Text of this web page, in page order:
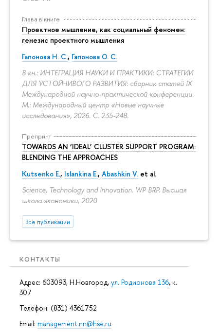
Глава в книге
Проектное мышление, как социальный феномен:
генезис проектного мышления
Гапонова Н. С., Гапонова О. С.
В кн.: ИНТЕГРАЦИЯ НАУКИ И ПРАКТИКИ: СТРАТЕГИИ
ДЛЯ УСТОЙЧИВОГО РАЗВИТИЯ: сборник статей IX
Международной научно-практической конференции.
М.: Международный центр «Новые научные
исследования», 2026. С. 235-248.
Препринт
TOWARDS AN ‘IDEAL’ CLUSTER SUPPORT PROGRAM:
BLENDING THE APPROACHES
Kutsenko E., Islankina E., Abashkin V. et al.
Science, Technology and Innovation. WP BRP. Высшая
школа экономики, 2020
Все публикации
КОНТАКТЫ
Адрес: 603093, Н.Новгород, ул. Родионова 136, к.
307
Телефон: (831) 4361752
Email: management.nn@hse.ru